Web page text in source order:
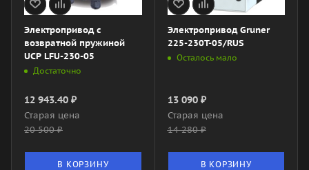
Электропривод с
возвратной пружиной
UCP LFU-230-05
Достаточно
12 943.40 ₽
Старая цена
20 500₽
В КОРЗИНУ
Электропривод Gruner
225-230T-05/RUS
Осталось мало
13 090₽
Старая цена
14 280₽
В КОРЗИНУ